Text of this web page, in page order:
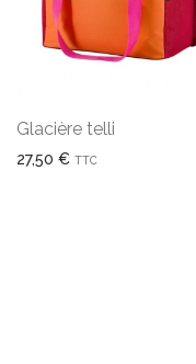
Glacière telli
27,50 € TTC